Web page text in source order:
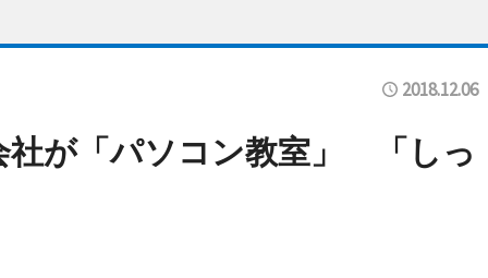
2018.12.06
社が「パソコン教室」 「しっ